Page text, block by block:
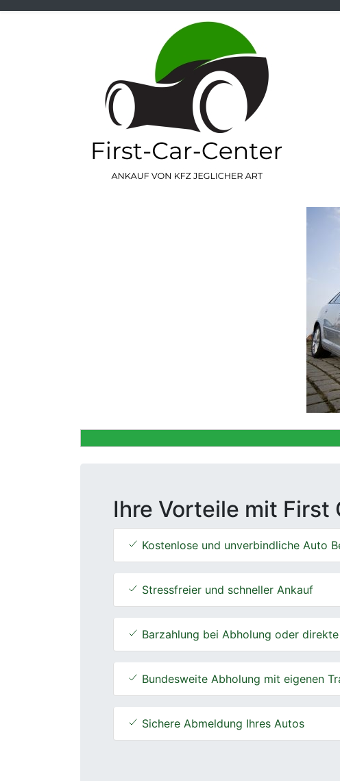
Ihre Vorteile mit First
Kostenlose und unverbindliche Auto
Stressfreier und schneller Ankauf
Barzahlung bei Abholung oder
Bundesweite Abholung mit eigenen
Sichere Abmeldung Ihres Autos